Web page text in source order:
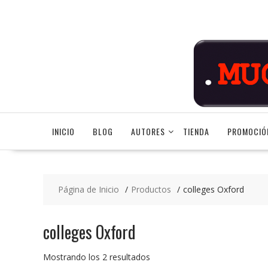
INICIO BLOG AUTORES TIENDA
Página de Inicio Productos colleges Oxford
colleges Oxford
Mostrando los 2 resultados